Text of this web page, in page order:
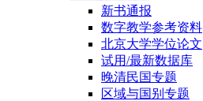
新书通报
数字教学参考资料
北京大学学位论文
试用/最新数据库
晚清民国专题
区域与国别专题